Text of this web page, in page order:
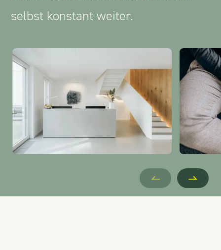
selbst konstant weiter.